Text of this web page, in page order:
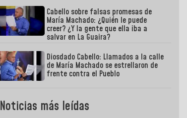
Cabello sobre falsas promesas de
María Machado: ¿Quién le puede
creer? ¿Y la gente que ella iba a
salvar en La Guaira?
Diosdado Cabello: Llamados a la calle
de María Machado se estrellaron de
frente contra el Pueblo
Noticias más leídas